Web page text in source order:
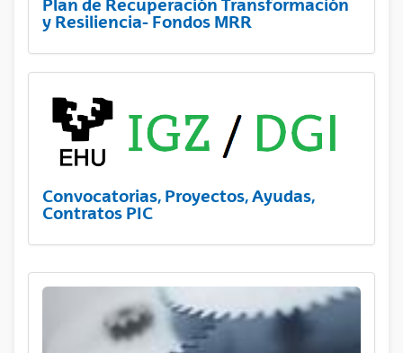
Plan de Recuperación Transformación
y Resiliencia- Fondos MRR
Convocatorias, Proyectos, Ayudas,
Contratos PIC